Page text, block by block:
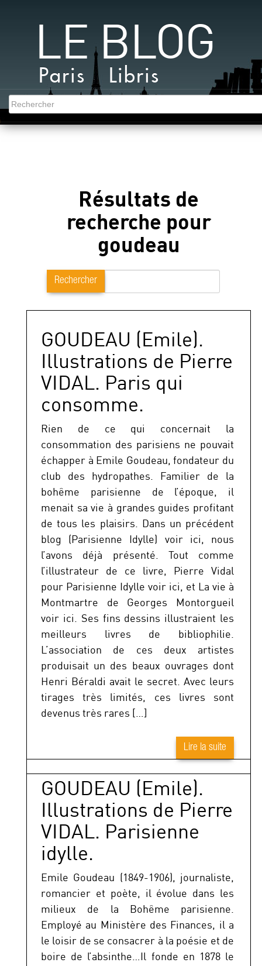
LE BLOG
Paris Libris
Résultats de
recherche pour
goudeau
Rechercher
GOUDEAU (Emile).
Illustrations de Pierre
VIDAL. Paris qui
consomme.
Rien de ce qui concernait la
consommation des parisiens ne pouvait
échapper à Emile Goudeau, fondateur du
club des hydropathes. Familier de la
bohême parisienne de l’époque, il
menait sa vie à grandes guides profitant
de tous les plaisirs. Dans un précédent
blog (Parisienne Idylle) voir ici, nous
l’avons déjà présenté. Tout comme
l’illustrateur de ce livre, Pierre Vidal
pour Parisienne Idylle voir ici, et La vie à
Montmartre de Georges Montorgueil
voir ici. Ses fins dessins illustraient les
meilleurs livres de bibliophilie.
L’association de ces deux artistes
produisait un des beaux ouvrages dont
Henri Béraldi avait le secret. Avec leurs
tirages très limités, ces livres sont
devenus très rares […]
Lire la suite
GOUDEAU (Emile).
Illustrations de Pierre
VIDAL. Parisienne
idylle.
Emile Goudeau (1849-1906), journaliste,
romancier et poète, il évolue dans les
milieux de la Bohême parisienne.
Employé au Ministère des Finances, il a
le loisir de se consacrer à la poésie et de
boire de l’absinthe…Il fonde en 1878 le